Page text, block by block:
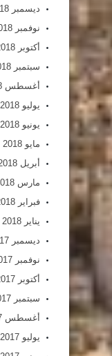
ديسمبر 2018
نوفمبر 2018
أكتوبر 2018
سبتمبر 2018
أغسطس 2018
يوليو 2018
يونيو 2018
مايو 2018
أبريل 2018
مارس 2018
فبراير 2018
يناير 2018
ديسمبر 2017
نوفمبر 2017
أكتوبر 2017
سبتمبر 2017
أغسطس 2017
يوليو 2017